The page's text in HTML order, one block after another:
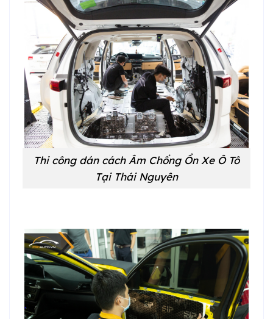
Thi công dán cách Âm Chống Ồn Xe Ô Tô
Tại Thái Nguyên